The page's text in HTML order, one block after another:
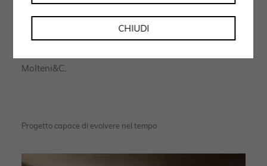
di vita diversi con coerenza ed eleganza. Non una
trasforma lo spazio in un luogo di equilibrio e
Molteni&C.
Progetto capace di evolvere nel tempo
CHIUDI